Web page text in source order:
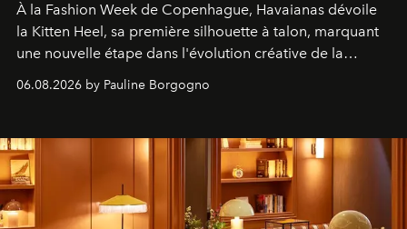
À la Fashion Week de Copenhague, Havaianas dévoile
la Kitten Heel, sa première silhouette à talon, marquant
une nouvelle étape dans l'évolution créative de la
06.08.2026 by Pauline Borgogno